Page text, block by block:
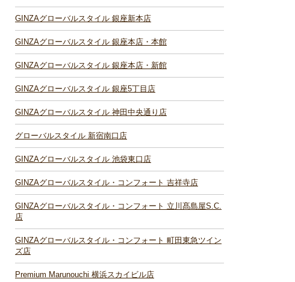
GINZAグローバルスタイル 銀座新本店
GINZAグローバルスタイル 銀座本店・本館
GINZAグローバルスタイル 銀座本店・新館
GINZAグローバルスタイル 銀座5丁目店
GINZAグローバルスタイル 神田中央通り店
グローバルスタイル 新宿南口店
GINZAグローバルスタイル 池袋東口店
GINZAグローバルスタイル・コンフォート 吉祥寺店
GINZAグローバルスタイル・コンフォート 立川髙島屋S.C.
店
GINZAグローバルスタイル・コンフォート 町田東急ツイン
ズ店
Premium Marunouchi 横浜スカイビル店